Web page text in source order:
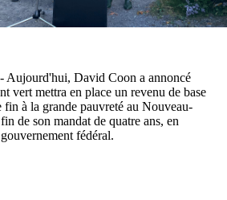
Aujourd'hui, David Coon a annoncé
vert mettra en place un revenu de base
fin à la grande pauvreté au Nouveau-
de son mandat de quatre ans, en
fédéral.